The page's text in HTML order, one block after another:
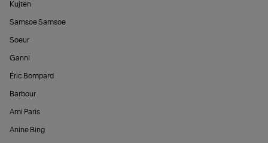
Kujten
Samsoe Samsoe
Soeur
Ganni
Éric Bompard
Barbour
Ami Paris
Anine Bing